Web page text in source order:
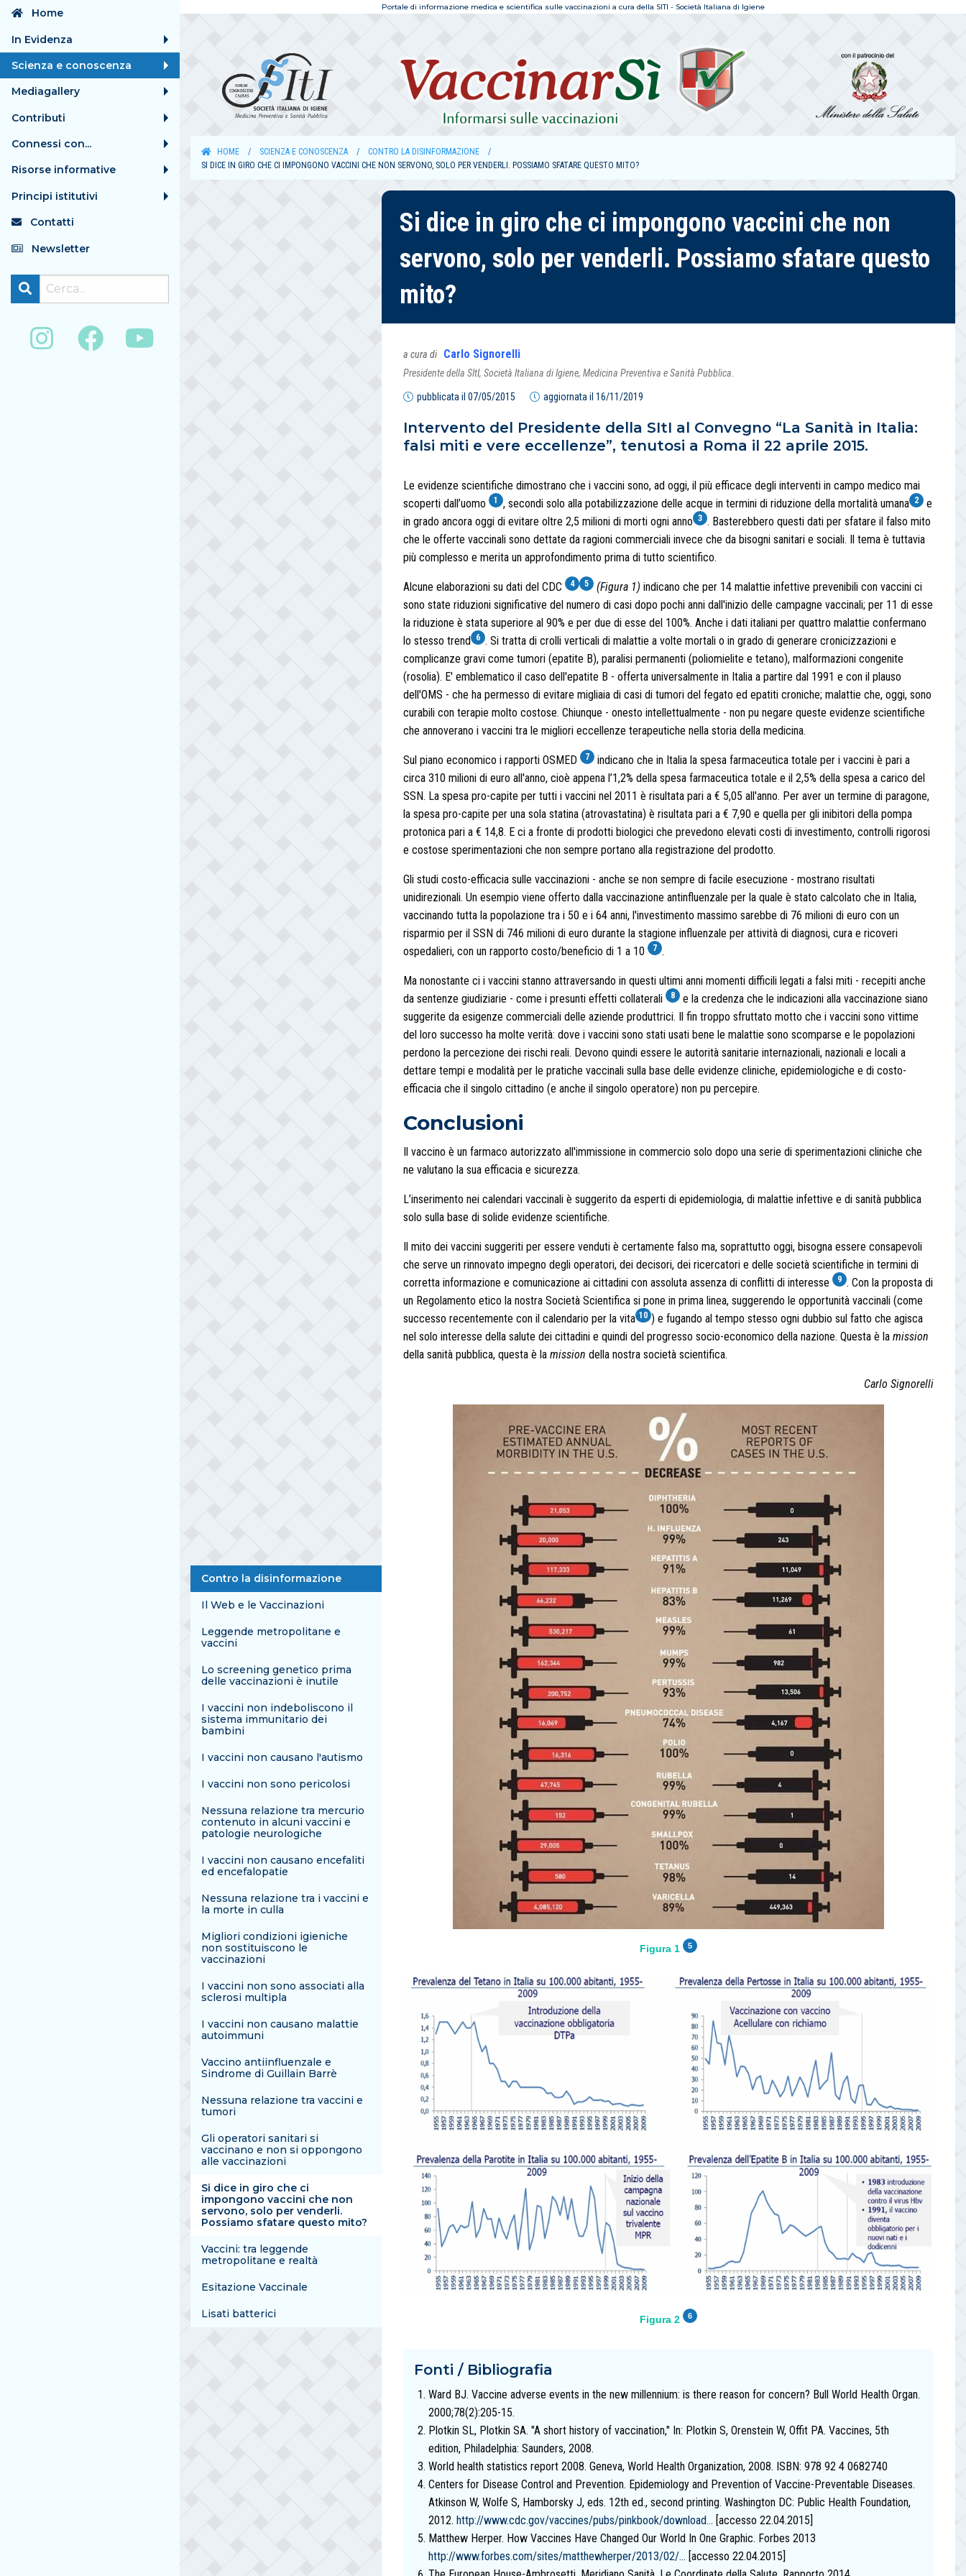
Home
In Evidenza
Scienza e conoscenza
Mediagallery
Contributi
Connessi con...
Risorse informative
Principi istitutivi
Contatti
Newsletter
Portale di informazione medica e scientifica sulle vaccinazioni a cura della SITI - Società Italiana di Igiene
HOME SCIENZA E CONOSCENZA
CONTRO LA DISINFORMAZIONE
SI DICE IN GIRO CHE CI IMPONGONO VACCINI CHE NON SERVONO, SOLO PER VENDERLI. POSSIAMO SFATARE QUESTO MITO?
Si dice in giro che ci impongono vaccini che non
servono, solo per venderli. Possiamo sfatare questo
mito?
a cura di Carlo Signorelli
Presidente della SItI, Società Italiana di Igiene, Medicina Preventiva e Sanità Pubblica.
pubblicata il 07/05/2015 aggiornata il 16/11/2019
Intervento del Presidente della SItI al Convegno “La Sanità in Italia:
falsi miti e vere eccellenze”, tenutosi a Roma il 22 aprile 2015.
Le evidenze scientifiche dimostrano che i vaccini sono, ad oggi, il più efficace degli interventi in campo medico mai
scoperti dall’uomo
1 , secondi solo alla potabilizzazione delle acque in termini di riduzione della mortalità umana 2
e
in grado ancora oggi di evitare oltre 2,5 milioni di morti ogni anno 3 . Basterebbero questi dati per sfatare il falso mito
che le offerte vaccinali sono dettate da ragioni commerciali invece che da bisogni sanitari e sociali. Il tema è tuttavia
più complesso e merita un approfondimento prima di tutto scientifico.
Alcune elaborazioni su dati del CDC 4 5 (Figura 1) indicano che per 14 malattie infettive prevenibili con vaccini ci
sono state riduzioni significative del numero di casi dopo pochi anni dall'inizio delle campagne vaccinali; per 11 di esse
la riduzione è stata superiore al 90% e per due di esse del 100%. Anche i dati italiani per quattro malattie confermano
lo stesso trend 6 . Si tratta di crolli verticali di malattie a volte mortali o in grado di generare cronicizzazioni e
complicanze gravi come tumori (epatite B), paralisi permanenti (poliomielite e tetano), malformazioni congenite
(rosolia). E' emblematico il caso dell'epatite B - offerta universalmente in Italia a partire dal 1991 e con il plauso
dell'OMS - che ha permesso di evitare migliaia di casi di tumori del fegato ed epatiti croniche; malattie che, oggi, sono
curabili con terapie molto costose. Chiunque - onesto intellettualmente - non pu negare queste evidenze scientifiche
che annoverano i vaccini tra le migliori eccellenze terapeutiche nella storia della medicina.
Sul piano economico i rapporti OSMED 7
indicano che in Italia la spesa farmaceutica totale per i vaccini è pari a
circa 310 milioni di euro all'anno, cioè appena l’1,2% della spesa farmaceutica totale e il 2,5% della spesa a carico del
SSN. La spesa pro-capite per tutti i vaccini nel 2011 è risultata pari a € 5,05 all'anno. Per aver un termine di paragone,
la spesa pro-capite per una sola statina (atrovastatina) è risultata pari a € 7,90 e quella per gli inibitori della pompa
protonica pari a € 14,8. E ci a fronte di prodotti biologici che prevedono elevati costi di investimento, controlli rigorosi
e costose sperimentazioni che non sempre portano alla registrazione del prodotto.
Gli studi costo-efficacia sulle vaccinazioni - anche se non sempre di facile esecuzione - mostrano risultati
unidirezionali. Un esempio viene offerto dalla vaccinazione antinfluenzale per la quale è stato calcolato che in Italia,
vaccinando tutta la popolazione tra i 50 e i 64 anni, l'investimento massimo sarebbe di 76 milioni di euro con un
risparmio per il SSN di 746 milioni di euro durante la stagione influenzale per attività di diagnosi, cura e ricoveri
ospedalieri, con un rapporto costo/beneficio di 1 a 10
7 .
Ma nonostante ci i vaccini stanno attraversando in questi ultimi anni momenti difficili legati a falsi miti - recepiti anche
da sentenze giudiziarie - come i presunti effetti collaterali
8
e la credenza che le indicazioni alla vaccinazione siano
suggerite da esigenze commerciali delle aziende produttrici. Il fin troppo sfruttato motto che i vaccini sono vittime
del loro successo ha molte verità: dove i vaccini sono stati usati bene le malattie sono scomparse e le popolazioni
perdono la percezione dei rischi reali. Devono quindi essere le autorità sanitarie internazionali, nazionali e locali a
dettare tempi e modalità per le pratiche vaccinali sulla base delle evidenze cliniche, epidemiologiche e di costo-
efficacia che il singolo cittadino (e anche il singolo operatore) non pu percepire.
Conclusioni
Il vaccino è un farmaco autorizzato all'immissione in commercio solo dopo una serie di sperimentazioni cliniche che
ne valutano la sua efficacia e sicurezza.
L’inserimento nei calendari vaccinali è suggerito da esperti di epidemiologia, di malattie infettive e di sanità pubblica
solo sulla base di solide evidenze scientifiche.
Il mito dei vaccini suggeriti per essere venduti è certamente falso ma, soprattutto oggi, bisogna essere consapevoli
che serve un rinnovato impegno degli operatori, dei decisori, dei ricercatori e delle società scientifiche in termini di
corretta informazione e comunicazione ai cittadini con assoluta assenza di conflitti di interesse
9 . Con la proposta di
un Regolamento etico la nostra Società Scientifica si pone in prima linea, suggerendo le opportunità vaccinali (come
successo recentemente con il calendario per la vita 10 ) e fugando al tempo stesso ogni dubbio sul fatto che agisca
nel solo interesse della salute dei cittadini e quindi del progresso socio-economico della nazione. Questa è la mission
della sanità pubblica, questa è la mission della nostra società scientifica.
Carlo Signorelli
Figura 1 5
Figura 2 6
Fonti / Bibliografia
Ward BJ. Vaccine adverse events in the new millennium: is there reason for concern? Bull World Health Organ.
2000;78(2):205-15.
Plotkin SL, Plotkin SA. "A short history of vaccination," In: Plotkin S, Orenstein W, Offit PA. Vaccines, 5th
edition, Philadelphia: Saunders, 2008.
World health statistics report 2008. Geneva, World Health Organization, 2008. ISBN: 978 92 4 0682740
Centers for Disease Control and Prevention. Epidemiology and Prevention of Vaccine-Preventable Diseases.
Atkinson W, Wolfe S, Hamborsky J, eds. 12th ed., second printing. Washington DC: Public Health Foundation,
2012. http://www.cdc.gov/vaccines/pubs/pinkbook/download... [accesso 22.04.2015]
Matthew Herper. How Vaccines Have Changed Our World In One Graphic. Forbes 2013
http://www.forbes.com/sites/matthewherper/2013/02/... [accesso 22.04.2015]
Contro la disinformazione
Il Web e le Vaccinazioni
Leggende metropolitane e
vaccini
Lo screening genetico prima
delle vaccinazioni è inutile
I vaccini non indeboliscono il
sistema immunitario dei
bambini
I vaccini non causano l'autismo
I vaccini non sono pericolosi
Nessuna relazione tra mercurio
contenuto in alcuni vaccini e
patologie neurologiche
I vaccini non causano encefaliti
ed encefalopatie
Nessuna relazione tra i vaccini e
la morte in culla
Migliori condizioni igieniche
non sostituiscono le
vaccinazioni
I vaccini non sono associati alla
sclerosi multipla
I vaccini non causano malattie
autoimmuni
Vaccino antiinfluenzale e
Sindrome di Guillain Barrè
Nessuna relazione tra vaccini e
tumori
Gli operatori sanitari si
vaccinano e non si oppongono
alle vaccinazioni
Si dice in giro che ci
impongono vaccini che non
servono, solo per venderli.
Possiamo sfatare questo mito?
Vaccini: tra leggende
metropolitane e realtà
Esitazione Vaccinale
Lisati batterici